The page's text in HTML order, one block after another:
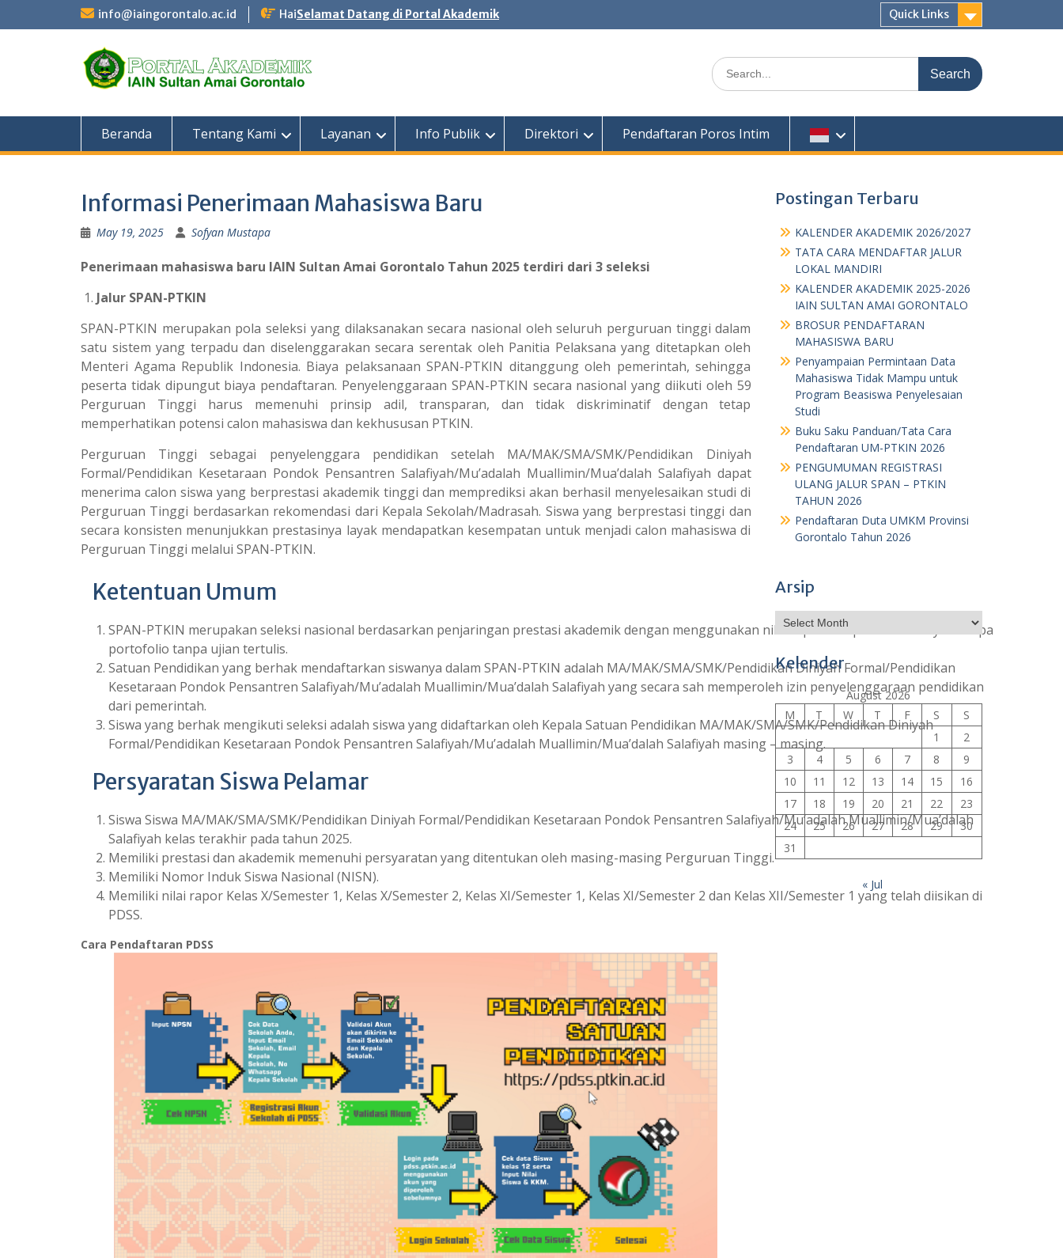
info@iaingorontalo.ac.id HaiSelamat Datang di Portal Akademik Quick Links
Search
for:
Beranda Tentang Kami Layanan Info Publik Direktori Pendaftaran Poros Intim
Informasi Penerimaan Mahasiswa Baru
May 19, 2025 Sofyan Mustapa
Penerimaan mahasiswa baru IAIN Sultan Amai Gorontalo Tahun 2025 terdiri dari 3 seleksi
Jalur SPAN-PTKIN
SPAN-PTKIN merupakan pola seleksi yang dilaksanakan secara nasional oleh seluruh perguruan tinggi dalam
satu sistem yang terpadu dan diselenggarakan secara serentak oleh Panitia Pelaksana yang ditetapkan oleh
Menteri Agama Republik Indonesia. Biaya pelaksanaan SPAN-PTKIN ditanggung oleh pemerintah, sehingga
peserta tidak dipungut biaya pendaftaran. Penyelenggaraan SPAN-PTKIN secara nasional yang diikuti oleh 59
Perguruan Tinggi harus memenuhi prinsip adil, transparan, dan tidak diskriminatif dengan tetap
memperhatikan potensi calon mahasiswa dan kekhususan PTKIN.
Perguruan Tinggi sebagai penyelenggara pendidikan setelah MA/MAK/SMA/SMK/Pendidikan Diniyah
Formal/Pendidikan Kesetaraan Pondok Pensantren Salafiyah/Mu’adalah Muallimin/Mua’dalah Salafiyah dapat
menerima calon siswa yang berprestasi akademik tinggi dan memprediksi akan berhasil menyelesaikan studi di
Perguruan Tinggi berdasarkan rekomendasi dari Kepala Sekolah/Madrasah. Siswa yang berprestasi tinggi dan
secara konsisten menunjukkan prestasinya layak mendapatkan kesempatan untuk menjadi calon mahasiswa di
Perguruan Tinggi melalui SPAN-PTKIN.
Ketentuan Umum
SPAN-PTKIN merupakan seleksi nasional berdasarkan penjaringan prestasi akademik dengan menggunakan nilai rapor dan prestasi lainnya berupa
portofolio tanpa ujian tertulis.
Satuan Pendidikan yang berhak mendaftarkan siswanya dalam SPAN-PTKIN adalah MA/MAK/SMA/SMK/Pendidikan Diniyah Formal/Pendidikan
Kesetaraan Pondok Pensantren Salafiyah/Mu’adalah Muallimin/Mua’dalah Salafiyah yang secara sah memperoleh izin penyelenggaraan pendidikan
dari pemerintah.
Siswa yang berhak mengikuti seleksi adalah siswa yang didaftarkan oleh Kepala Satuan Pendidikan MA/MAK/SMA/SMK/Pendidikan Diniyah
Formal/Pendidikan Kesetaraan Pondok Pensantren Salafiyah/Mu’adalah Muallimin/Mua’dalah Salafiyah masing – masing.
Persyaratan Siswa Pelamar
Siswa Siswa MA/MAK/SMA/SMK/Pendidikan Diniyah Formal/Pendidikan Kesetaraan Pondok Pensantren Salafiyah/Mu’adalah Muallimin/Mua’dalah
Salafiyah kelas terakhir pada tahun 2025.
Memiliki prestasi dan akademik memenuhi persyaratan yang ditentukan oleh masing-masing Perguruan Tinggi.
Memiliki Nomor Induk Siswa Nasional (NISN).
Memiliki nilai rapor Kelas X/Semester 1, Kelas X/Semester 2, Kelas XI/Semester 1, Kelas XI/Semester 2 dan Kelas XII/Semester 1 yang telah diisikan di
PDSS.
Cara Pendaftaran PDSS
Postingan Terbaru
KALENDER AKADEMIK 2026/2027
TATA CARA MENDAFTAR JALUR
LOKAL MANDIRI
KALENDER AKADEMIK 2025-2026
IAIN SULTAN AMAI GORONTALO
BROSUR PENDAFTARAN
MAHASISWA BARU
Penyampaian Permintaan Data
Mahasiswa Tidak Mampu untuk
Program Beasiswa Penyelesaian
Studi
Buku Saku Panduan/Tata Cara
Pendaftaran UM-PTKIN 2026
PENGUMUMAN REGISTRASI
ULANG JALUR SPAN – PTKIN
TAHUN 2026
Pendaftaran Duta UMKM Provinsi
Gorontalo Tahun 2026
Arsip
Archives
Kelender
August 2026
M
T W T F S
S
1
2
3
4 5 6 7 8
9
10
11 12 13 14 15
16
17
18 19 20 21 22
23
24
25 26 27 28 29
30
31
« Jul